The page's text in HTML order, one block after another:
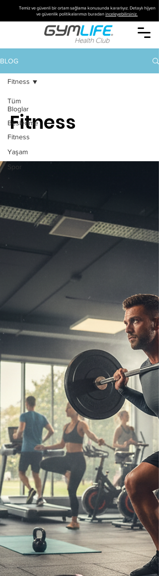
Temiz ve güvenli bir ortam sağlama konusunda kararlıyız. Detaylı hijyen
ve güvenlik politikalarımızı buradaninceleyebilirsiniz.
BLOG
Tüm
Bloglar
Beslenme
Fitness
Yaşam
Spor
Fitness
Fitness